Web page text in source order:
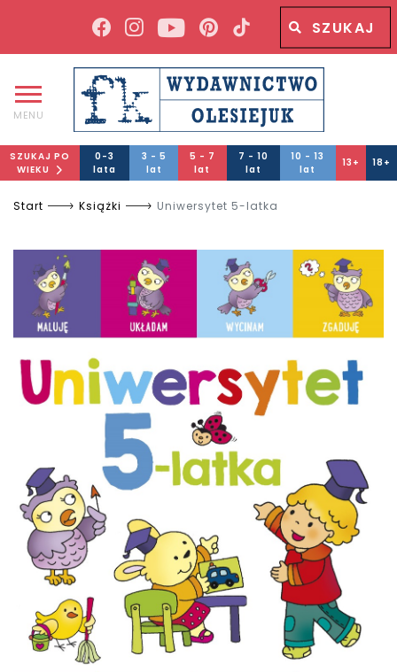
Wyszukiwana fraza
MENU
SZUKAJ PO
WIEKU
0-3
lata
3 - 5
lat
5 - 7
lat
7 - 10
lat
10 - 13
lat
13+ 18+
Start Książki Uniwersytet 5-latka